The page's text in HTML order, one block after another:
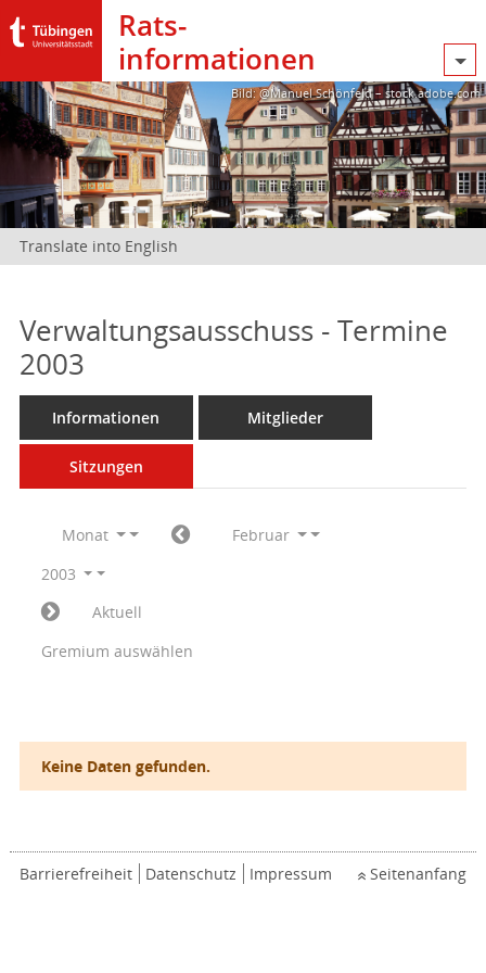
Rats­
informationen
Bild: @Manuel Schönfeld – stock.adobe.com
Translate into English
Verwaltungsausschuss - Termine
2003
Informationen Mitglieder
Sitzungen
Monat
Februar
2003
Aktuell
Gremium auswählen
Keine Daten gefunden.
Barrierefreiheit Datenschutz Impressum Seitenanfang